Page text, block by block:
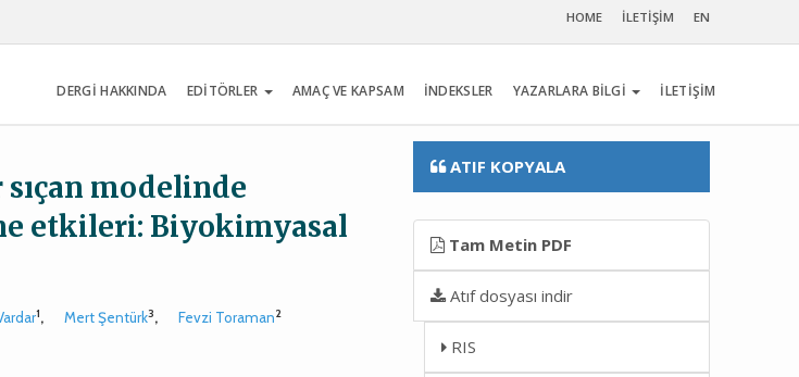
HOME İLETİŞİM EN
DERGİ HAKKINDA EDİTÖRLER AMAÇ VE KAPSAM İNDEKSLER YAZARLARA BİLGİ İLETİŞİM
modelinde
etkileri: Biyokimyasal
1, Mert Şentürk3, Fevzi Toraman2
ATIF KOPYALA
Tam Metin PDF
Atıf dosyası indir
RIS